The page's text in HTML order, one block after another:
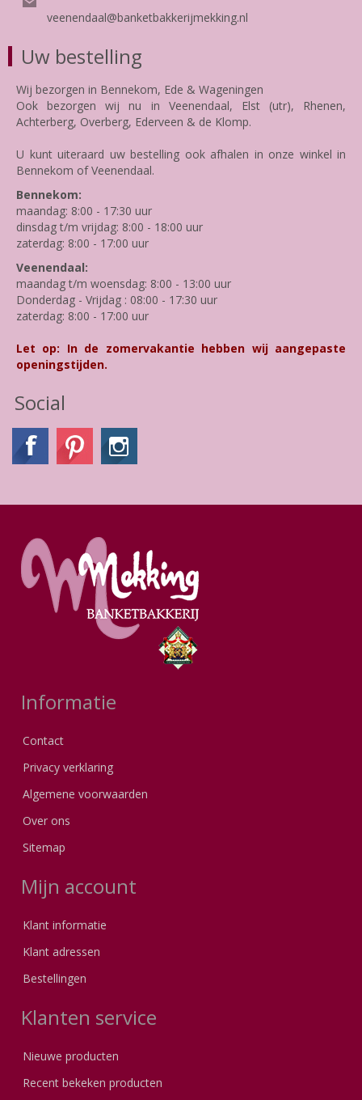
veenendaal@banketbakkerijmekking.nl
Uw bestelling
Wij bezorgen in Bennekom, Ede & Wageningen
Ook bezorgen wij nu in Veenendaal, Elst (utr), Rhenen,
Achterberg, Overberg, Ederveen & de Klomp.
U kunt uiteraard uw bestelling ook afhalen in onze winkel in
Bennekom of Veenendaal.
Bennekom:
maandag: 8:00 - 17:30 uur
dinsdag t/m vrijdag: 8:00 - 18:00 uur
zaterdag: 8:00 - 17:00 uur
Veenendaal:
maandag t/m woensdag: 8:00 - 13:00 uur
Donderdag - Vrijdag : 08:00 - 17:30 uur
zaterdag: 8:00 - 17:00 uur
Let op: In de zomervakantie hebben wij aangepaste
openingstijden.
Social
Informatie
Contact
Privacy verklaring
Algemene voorwaarden
Over ons
Sitemap
Mijn account
Klant informatie
Klant adressen
Bestellingen
Klanten service
Nieuwe producten
Recent bekeken producten